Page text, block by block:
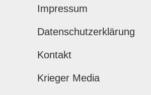
Impressum
Datenschutzerklärung
Kontakt
Krieger Media